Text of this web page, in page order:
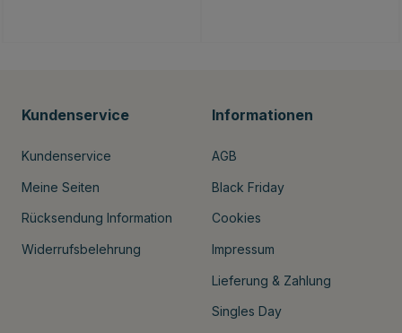
Kundenservice
Kundenservice
Meine Seiten
Rücksendung Information
Widerrufsbelehrung
Informationen
AGB
Black Friday
Cookies
Impressum
Lieferung & Zahlung
Singles Day